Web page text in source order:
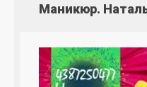
Маникюр.